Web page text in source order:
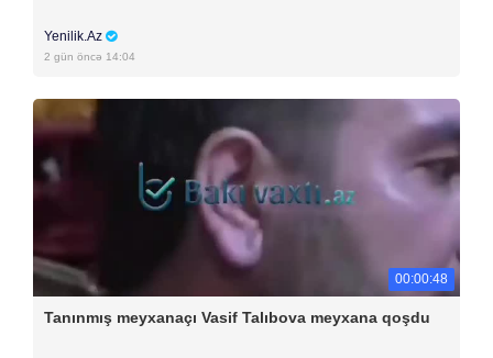
Yenilik.Az
2 gün öncə 14:04
00:00:48
Tanınmış meyxanaçı Vasif Talıbova meyxana qoşdu